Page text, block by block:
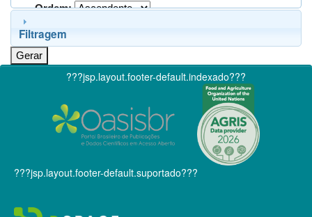
Ordem:
Filtragem
???jsp.layout.footer-default.indexado???
???jsp.layout.footer-default.suportado???